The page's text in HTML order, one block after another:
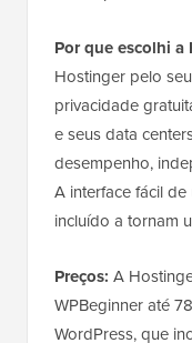
Por que escolhi a
Hostinger pelo
privacidade
e seus data
desempenho,
A interface fácil
incluído a tornam
Preços: A
WPBeginner até
WordPress, que